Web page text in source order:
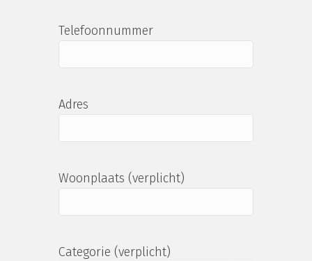
Telefoonnummer
Adres
Woonplaats (verplicht)
Categorie (verplicht)